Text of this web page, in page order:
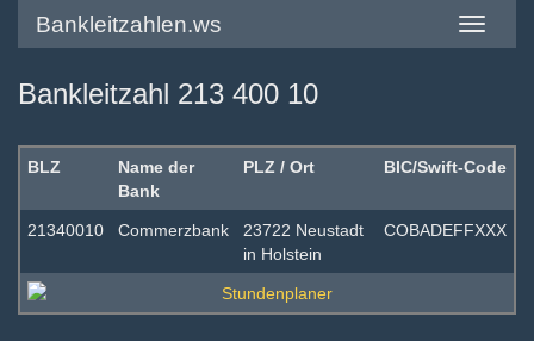
Toggle
Bankleitzahlen.ws
Bankleitzahl 213 400 10
BLZ
Name der
Bank
PLZ / Ort BIC/Swift-Code
21340010 Commerzbank
23722 Neustadt
in Holstein
COBADEFFXXX